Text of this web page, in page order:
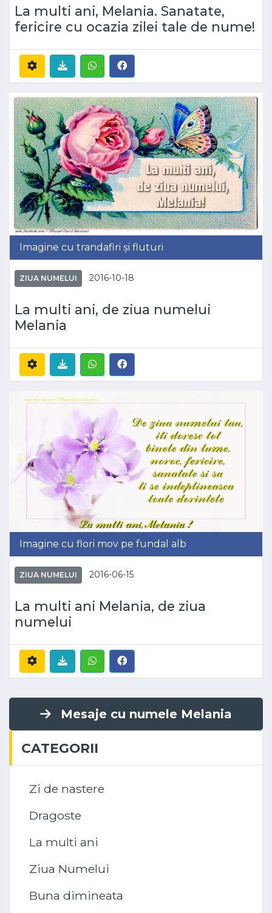
La multi ani, Melania. Sanatate,
fericire cu ocazia zilei tale de nume!
Imagine cu trandafiri și fluturi
ZIUA NUMELUI 2016-10-18
La multi ani, de ziua numelui
Melania
Imagine cu flori mov pe fundal alb
ZIUA NUMELUI 2016-06-15
La multi ani Melania, de ziua
numelui
Mesaje cu numele Melania
CATEGORII
Zi de nastere
Dragoste
La multi ani
Ziua Numelui
Buna dimineata